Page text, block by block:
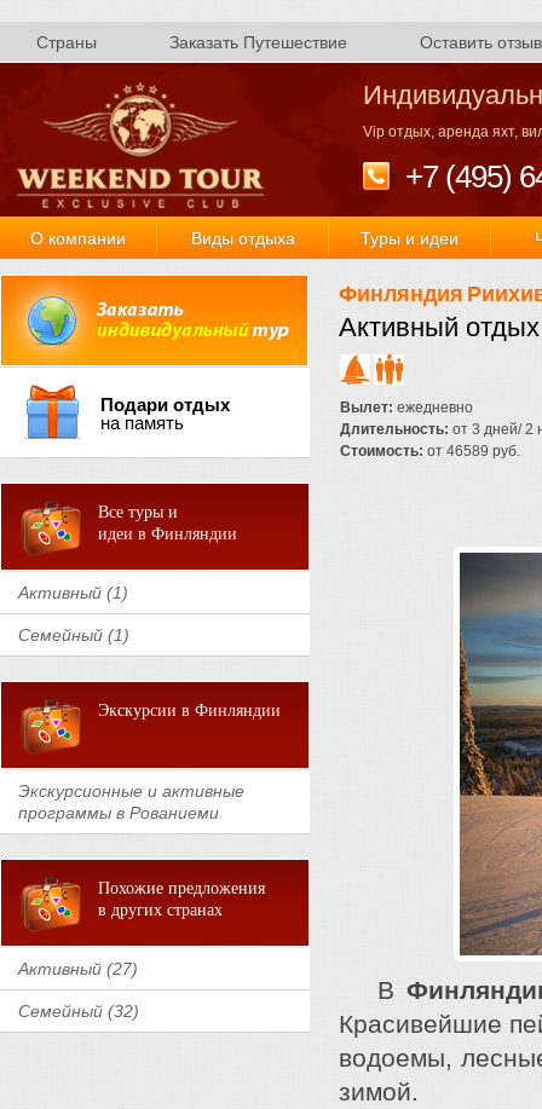
Страны Заказать Путешествие Оставить отзыв
Vip отдых, аренда яхт,
+7 (495)
О компании Виды отдыха Туры и идеи
Подари отдых
на память
Все туры и
идеи в Финляндии
Активный (1)
Семейный (1)
Экскурсии в Финляндии
Экскурсионные и активные
программы в Рованиеми
Похожие предложения
в других странах
Активный (27)
Семейный (32)
Финляндия
Активный
Вылет: ежедневно
Длительность: от 3 дней/ 2
Стоимость: от 46589 руб.
В
Красивейшие
водоемы,
зимой.